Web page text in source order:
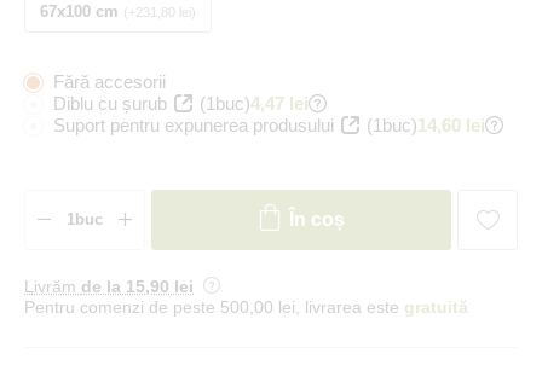
67x100 cm +231,80 lei
Fără accesorii
Diblu cu șurub
(1buc)4,47 lei
Suport pentru expunerea produsului
(1buc)14,60 lei
În coș
Livrăm de la 15,90 lei
Pentru comenzi de peste 500,00 lei, livrarea este gratuită